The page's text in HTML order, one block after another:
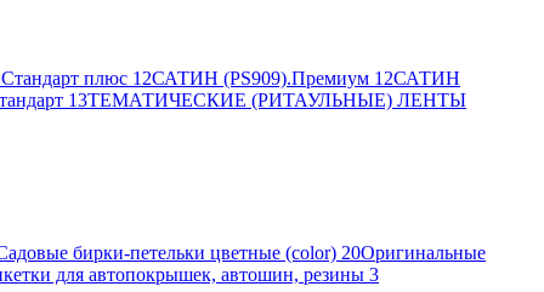
плюс 12САТИН (PS909).Премиум 12САТИН
13ТЕМАТИЧЕСКИЕ (РИТАУЛЬНЫЕ) ЛЕНТЫ
бирки-петельки цветные (color) 20Оригинальные
для автопокрышек, автошин, резины 3